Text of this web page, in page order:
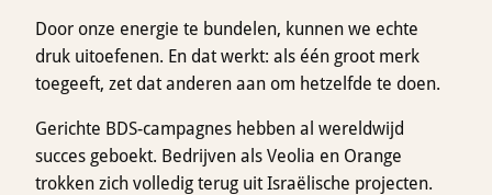
Door onze energie te bundelen, kunnen we echte
druk uitoefenen. En dat werkt: als één groot merk
toegeeft, zet dat anderen aan om hetzelfde te doen.
Gerichte BDS-campagnes hebben al wereldwijd
succes geboekt. Bedrijven als Veolia en Orange
trokken zich volledig terug uit Israëlische projecten.